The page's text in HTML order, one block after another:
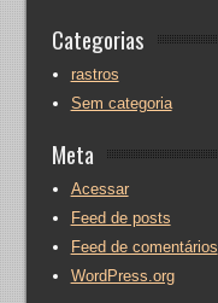
Categorias
rastros
Sem categoria
Meta
Acessar
Feed de posts
Feed de comentários
WordPress.org